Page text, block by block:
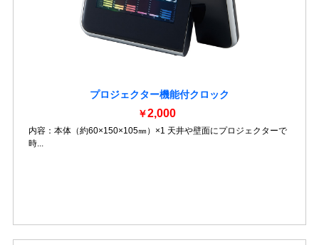
プロジェクター機能付クロック
￥2,000
内容：本体（約60×150×105㎜）×1 天井や壁面にプロジェクターで
時...